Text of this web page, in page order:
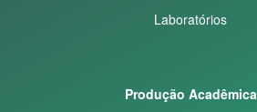
Laboratórios
Produção Acadêmica